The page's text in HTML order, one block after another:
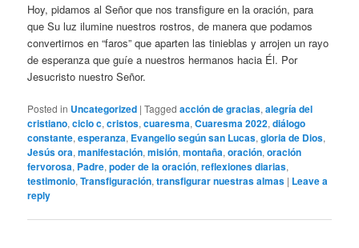
Hoy, pidamos al Señor que nos transfigure en la oración, para
que Su luz ilumine nuestros rostros, de manera que podamos
convertirnos en “faros” que aparten las tinieblas y arrojen un rayo
de esperanza que guíe a nuestros hermanos hacia Él. Por
Jesucristo nuestro Señor.
Posted in Uncategorized |Tagged acción de gracias,alegría del
cristiano,ciclo c,cristos,cuaresma,Cuaresma 2022,diálogo
constante,esperanza, Evangelio según san Lucas,gloria de Dios,
Jesús ora,manifestación,misión,montaña,oración,oración
fervorosa, Padre,poder de la oración,reflexiones diarias,
testimonio,Transfiguración,transfigurar nuestras almas | Leave a
reply